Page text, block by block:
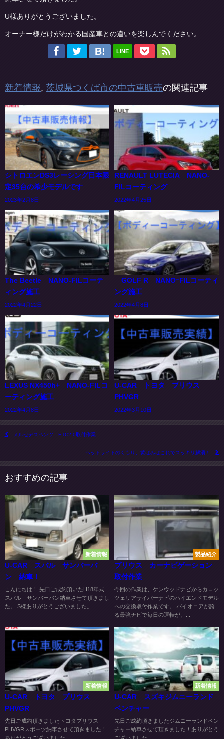
U様ありがとうございました。
オーナー様だけがわかる国産車との違いを楽しんでください。
LINE
新着情報, 茨城県つくば市の中古車販売の関連記事
シトロエンDS3レーシング日本限
定35台の希少モデルです
2023年2月8日
RENAULT LUTECIA NANO-
FILコーティング
2022年4月25日
The Beetle NANO-FILコーテ
ィング施工
2022年4月22日
GOLF R NANOｰFILコーティ
ング施工
2022年4月8日
LEXUS NX450h+ NANO-FILコ
ーティング施工
2022年4月8日
U-CAR トヨタ プリウス
PHVGR
2022年3月10日
メルセデスベンツ ETC2.0取付作業
ヘッドライトのくもり、黄ばみはこれでスッキリ解消！
おすすめの記事
新着情報
U-CAR スバル サンバーバ
ン 納車！
こんにちは！ 先日ご成約頂いたH18年式
スバル サンバーバン納車させて頂きまし
た。 S様ありがとうございました。 ...
製品紹介
プリウス カーナビゲーション
取付作業
今回の作業は、ケンウッドナビからカロッ
ツェリアサイバーナビのハイエンドモデル
への交換取付作業です。 パイオニアが誇
る最強ナビで毎日の運転が、...
新着情報
U-CAR トヨタ プリウス
PHVGR
先日ご成約頂きましたトヨタプリウス
PHVGRスポーツ納車させて頂きました！
新着情報
U-CAR スズキジムニーランド
ベンチャー
先日ご成約頂きましたジムニーランドベン
チャー納車させて頂きました！ありがとう